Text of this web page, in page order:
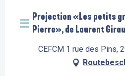
Projection «Les petits
Pierre», de Laurent
CEFCM 1 rue des Pins,